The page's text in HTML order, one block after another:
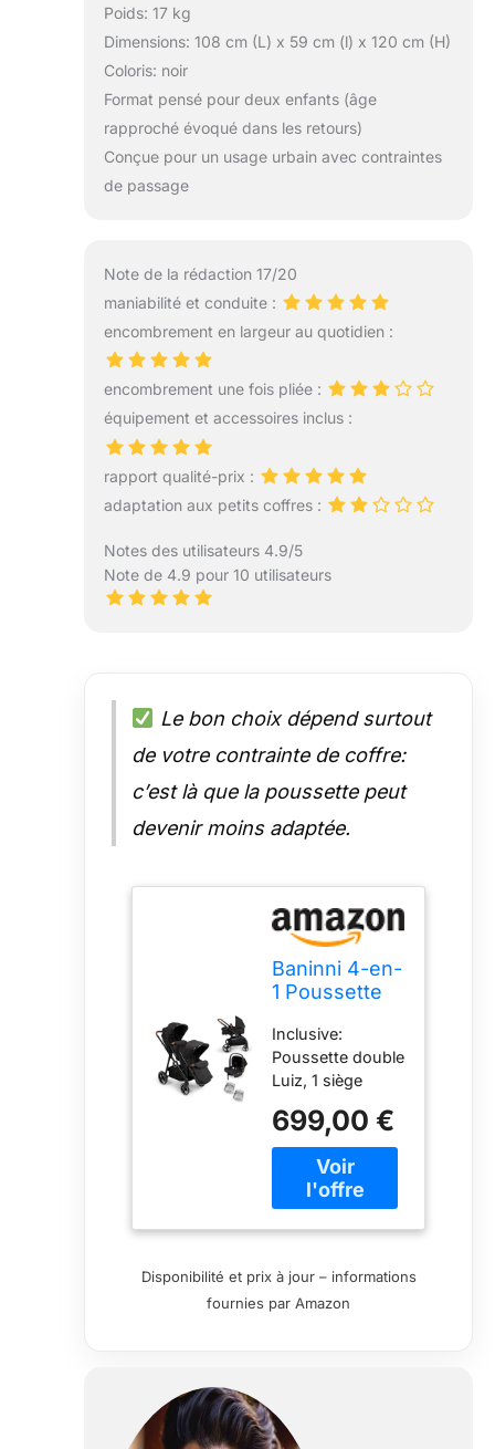
Poids: 17 kg
Dimensions: 108 cm (L) x 59 cm (l) x 120 cm (H)
Coloris: noir
Format pensé pour deux enfants (âge
rapproché évoqué dans les retours)
Conçue pour un usage urbain avec contraintes
de passage
Note de la rédaction 17/20
maniabilité et conduite :
encombrement en largeur au quotidien :
encombrement une fois pliée :
équipement et accessoires inclus :
rapport qualité-prix :
adaptation aux petits coffres :
Notes des utilisateurs 4.9/5
Note de 4.9 pour 10 utilisateurs
Le bon choix dépend surtout
de votre contrainte de coffre:
c’est là que la poussette peut
devenir moins adaptée.
Baninni 4-en-
1 Poussette
Siège d’Auto
Luiz Noir
Inclusive:
Poussette double
Luiz, 1 siège
chancelières et 2
habillages pluie
Poussette:Sièges
utilisables
transformable en
nacelle.
Jusqu'à 13 kg. 2
699,00 €
Disponibilité et prix à jour – informations
fournies par Amazon